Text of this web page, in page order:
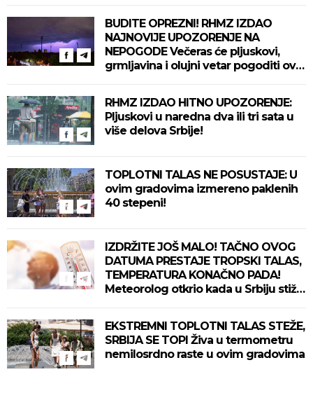
BUDITE OPREZNI! RHMZ IZDAO
NAJNOVIJE UPOZORENJE NA
NEPOGODE Večeras će pljuskovi,
grmljavina i olujni vetar pogoditi ove
RHMZ IZDAO HITNO UPOZORENJE:
Pljuskovi u naredna dva ili tri sata u
više delova Srbije!
TOPLOTNI TALAS NE POSUSTAJE: U
ovim gradovima izmereno paklenih
40 stepeni!
IZDRŽITE JOŠ MALO! TAČNO OVOG
DATUMA PRESTAJE TROPSKI TALAS,
TEMPERATURA KONAČNO PADA!
Meteorolog otkrio kada u Srbiju stiže
EKSTREMNI TOPLOTNI TALAS STEŽE,
SRBIJA SE TOPI Živa u termometru
nemilosrdno raste u ovim gradovima